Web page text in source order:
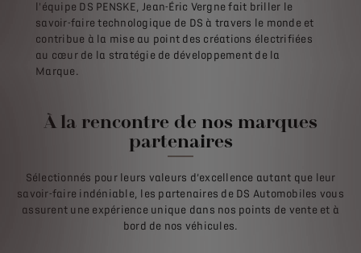
l'équipe DS PENSKE, Jean-Éric Vergne fait briller le
savoir-faire technologique de DS à travers le monde et
contribue à la mise au point des créations électrifiées
au cœur de la stratégie de développement de la
Marque.
À la rencontre de nos marques
partenaires
Sélectionnés pour leurs valeurs d’excellence autant que leur
savoir-faire indéniable, les partenaires de DS Automobiles vous
assurent une expérience unique dans nos points de vente et à
bord de nos véhicules.